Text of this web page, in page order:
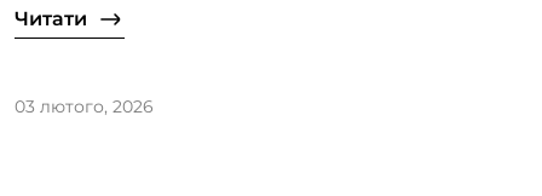
Читати
03 лютого, 2026